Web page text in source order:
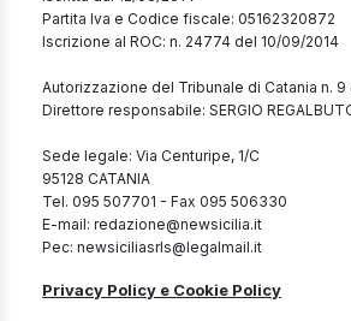
Partita Iva e Codice fiscale: 05162320872
Iscrizione al ROC: n. 24774 del 10/09/2014
Autorizzazione del Tribunale di Catania n.
Direttore responsabile: SERGIO
Sede legale: Via Centuripe, 1/C
95128 CATANIA
Tel. 095 507701 - Fax 095 506330
E-mail: redazione@newsicilia.it
Pec: newsiciliasrls@legalmail.it
Privacy Policy e Cookie Policy